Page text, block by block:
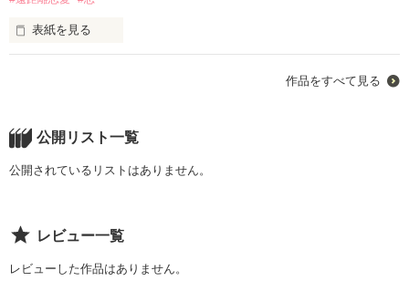
表紙を見る
作品をすべて見る
公開リスト一覧
公開されているリストはありません。
レビュー一覧
レビューした作品はありません。